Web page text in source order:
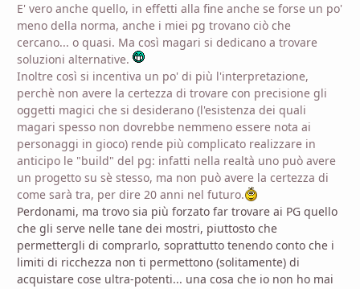
E' vero anche quello, in effetti alla fine anche se forse un po'
meno della norma, anche i miei pg trovano ciò che
cercano... o quasi. Ma così magari si dedicano a trovare
soluzioni alternative.
Inoltre così si incentiva un po' di più l'interpretazione,
perchè non avere la certezza di trovare con precisione gli
oggetti magici che si desiderano (l'esistenza dei quali
magari spesso non dovrebbe nemmeno essere nota ai
personaggi in gioco) rende più complicato realizzare in
anticipo le "build" del pg: infatti nella realtà uno può avere
un progetto su sè stesso, ma non può avere la certezza di
come sarà tra, per dire 20 anni nel futuro.
Perdonami, ma trovo sia più forzato far trovare ai PG quello
che gli serve nelle tane dei mostri, piuttosto che
permettergli di comprarlo, soprattutto tenendo conto che i
limiti di ricchezza non ti permettono (solitamente) di
acquistare cose ultra-potenti... una cosa che io non ho mai